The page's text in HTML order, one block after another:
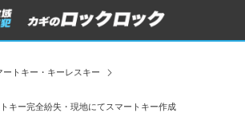
ートキー・キーレスキー
キー完全紛失・現地にてスマートキー作成